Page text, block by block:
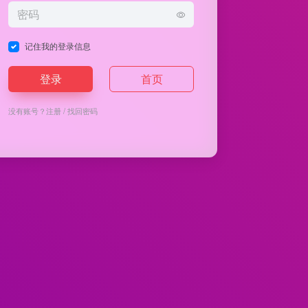
记住我的登录信息
登录 首页
没有账号？注册/找回密码